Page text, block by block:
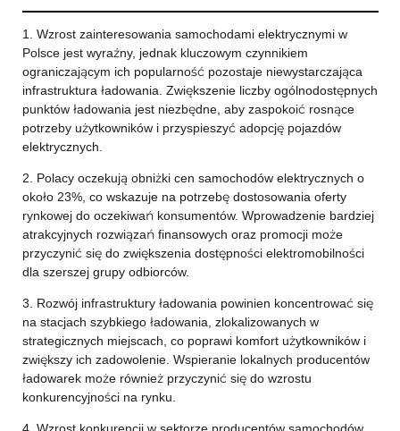
1. Wzrost zainteresowania samochodami elektrycznymi w
Polsce jest wyraźny, jednak kluczowym czynnikiem
ograniczającym ich popularność pozostaje niewystarczająca
infrastruktura ładowania. Zwiększenie liczby ogólnodostępnych
punktów ładowania jest niezbędne, aby zaspokoić rosnące
potrzeby użytkowników i przyspieszyć adopcję pojazdów
elektrycznych.
2. Polacy oczekują obniżki cen samochodów elektrycznych o
około 23%, co wskazuje na potrzebę dostosowania oferty
rynkowej do oczekiwań konsumentów. Wprowadzenie bardziej
atrakcyjnych rozwiązań finansowych oraz promocji może
przyczynić się do zwiększenia dostępności elektromobilności
dla szerszej grupy odbiorców.
3. Rozwój infrastruktury ładowania powinien koncentrować się
na stacjach szybkiego ładowania, zlokalizowanych w
strategicznych miejscach, co poprawi komfort użytkowników i
zwiększy ich zadowolenie. Wspieranie lokalnych producentów
ładowarek może również przyczynić się do wzrostu
konkurencyjności na rynku.